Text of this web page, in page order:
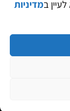
במדיניות